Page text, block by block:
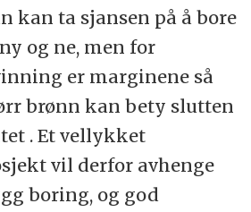
kan ta sjansen på å bore
og ne, men for
er marginene så
brønn kan bety slutten
. Et vellykket
vil derfor avhenge
boring, og god